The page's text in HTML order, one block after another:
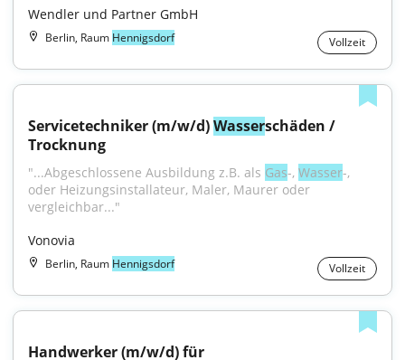
Wendler und Partner GmbH
Berlin, Raum Hennigsdorf Vollzeit
Servicetechniker (m/w/d) Wasserschäden /
Trocknung
"...Abgeschlossene Ausbildung z.B. als Gas-, Wasser-,
oder Heizungsinstallateur, Maler, Maurer oder
vergleichbar..."
Vonovia
Berlin, Raum Hennigsdorf Vollzeit